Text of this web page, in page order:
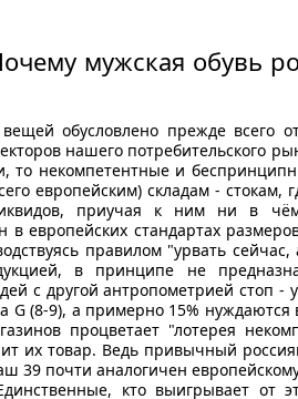
мужская обувь
обусловлено прежде всего
нашего потребительского
некомпетентные и
европейским) складам - стокам,
приучая к ним ни в
в европейских стандартах
правилом "урвать
в принципе не
с другой антропометрией стоп -
G (8-9), а примерно 15%
процветает "лотерея
их товар. Ведь привычный
39 почти аналогичен
кто выигрывает от